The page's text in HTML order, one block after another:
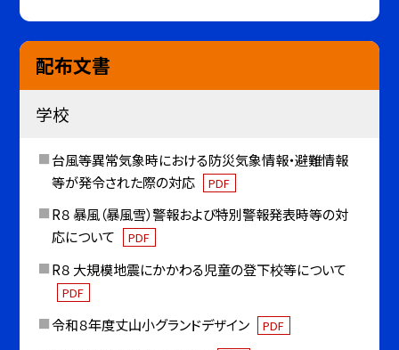
配布文書
学校
台風等異常気象時における防災気象情報・避難情報
等が発令された際の対応
PDF
R８ 暴風（暴風雪）警報および特別警報発表時等の対
応について
PDF
R８ 大規模地震にかかわる児童の登下校等について
PDF
令和８年度丈山小グランドデザイン PDF